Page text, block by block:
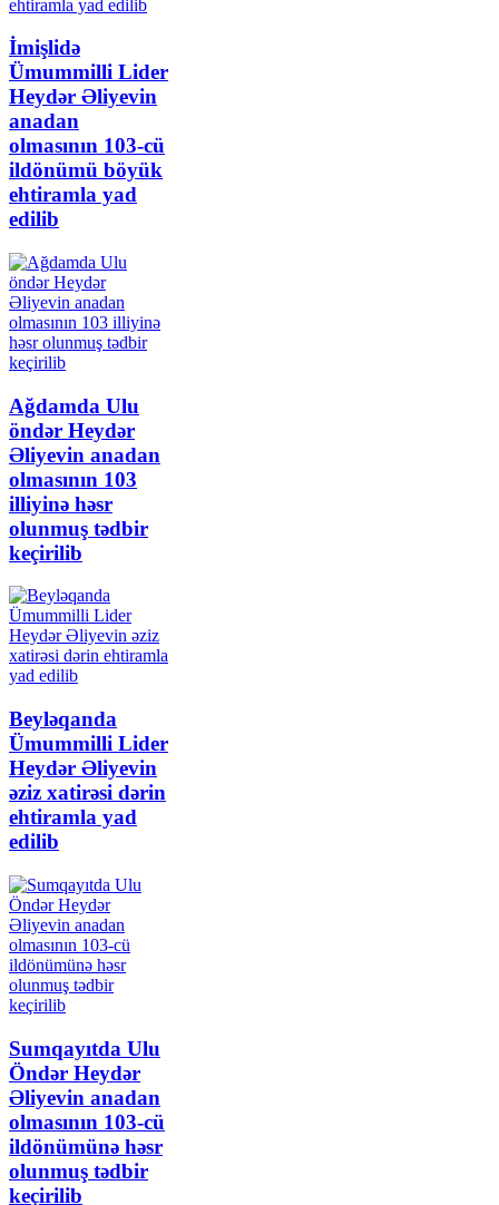
İmişlidə
Ümummilli Lider
Heydər Əliyevin
anadan
olmasının 103-cü
ildönümü böyük
ehtiramla yad
edilib
Ağdamda Ulu
öndər Heydər
Əliyevin anadan
olmasının 103
illiyinə həsr
olunmuş tədbir
keçirilib
Beyləqanda
Ümummilli Lider
Heydər Əliyevin
əziz xatirəsi dərin
ehtiramla yad
edilib
Sumqayıtda Ulu
Öndər Heydər
Əliyevin anadan
olmasının 103-cü
ildönümünə həsr
olunmuş tədbir
keçirilib